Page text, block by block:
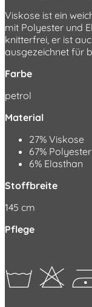
Viskose ist ein
mit Polyester und
knitterfrei, er ist
ausgezeichnet für
Farbe
petrol
Material
27% Viskose
67% Polyester
6% Elasthan
Stoffbreite
145 cm
Pflege